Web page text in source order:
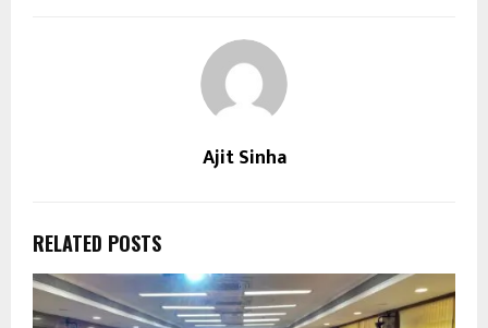
Ajit Sinha
RELATED POSTS